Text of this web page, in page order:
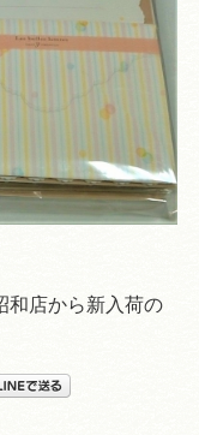
和店から新入荷の